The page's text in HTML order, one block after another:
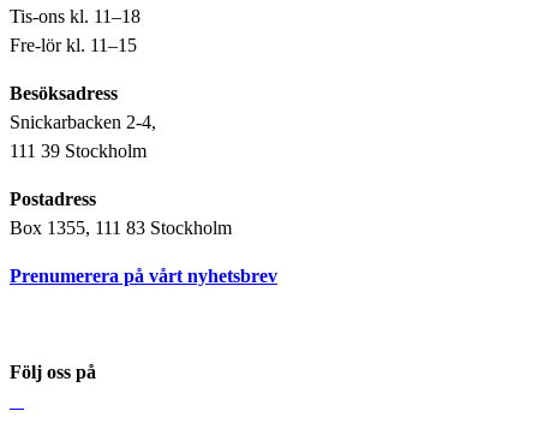
Tis-ons kl. 11–18
Fre-lör kl. 11–15
Besöksadress
Snickarbacken 2-4,
111 39 Stockholm
Postadress
Box 1355, 111 83 Stockholm
Prenumerera på vårt nyhetsbrev
Följ oss på